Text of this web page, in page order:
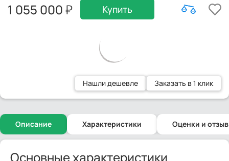
1 055 000 Купить
Нашли дешевле Заказать в 1 клик
Описание Характеристики Оценки и
Основные характеристики